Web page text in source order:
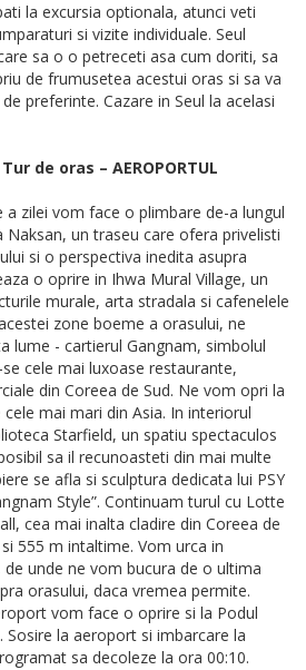
la excursia optionala, atunci veti
si vizite individuale. Seul
sa o o petreceti asa cum doriti, sa
de frumusetea acestui oras si sa va
preferinte. Cazare in Seul la acelasi
de oras – AEROPORTUL
a zilei vom face o plimbare de-a lungul
Naksan, un traseu care ofera privelisti
si o perspectiva inedita asupra
o oprire in Ihwa Mural Village, un
murale, arta stradala si cafenelele
zone boeme a orasului, ne
lume - cartierul Gangnam, simbolul
cele mai luxoase restaurante,
din Coreea de Sud. Ne vom opri la
cele mai mari din Asia. In interiorul
Starfield, un spatiu spectaculos
sa il recunoasteti din mai multe
se afla si sculptura dedicata lui PSY
Style”. Continuam turul cu Lotte
cea mai inalta cladire din Coreea de
555 m intaltime. Vom urca in
unde ne vom bucura de o ultima
orasului, daca vremea permite.
vom face o oprire si la Podul
Sosire la aeroport si imbarcare la
sa decoleze la ora 00:10.